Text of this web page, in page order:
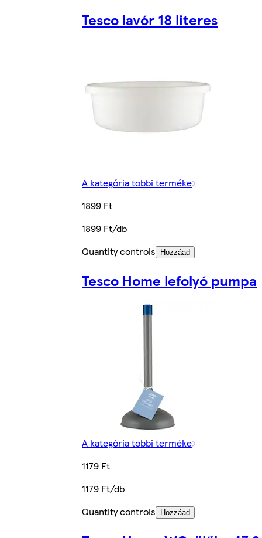
Tesco lavór 18 literes
A kategória többi terméke
1899 Ft
1899 Ft/db
Quantity controls
Hozzáad
Tesco Home lefolyó pumpa
A kategória többi terméke
1179 Ft
1179 Ft/db
Quantity controls
Hozzáad